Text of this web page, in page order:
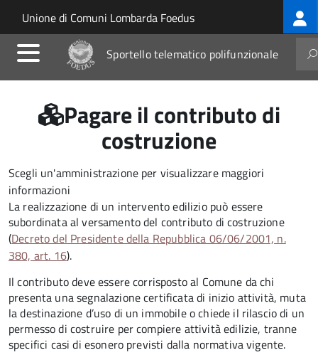
Salta al contenuto principale
Skip to site navigation
Unione di Comuni Lombarda Foedus
Sportello telematico polifunzionale
Pagare il contributo di
costruzione
Scegli un'amministrazione per visualizzare maggiori
informazioni
La realizzazione di un intervento edilizio può essere
subordinata al versamento del contributo di costruzione
(Decreto del Presidente della Repubblica 06/06/2001, n.
380, art. 16).
Il contributo deve essere corrisposto al Comune da chi
presenta una segnalazione certificata di inizio attività, muta
la destinazione d’uso di un immobile o chiede il rilascio di un
permesso di costruire per compiere attività edilizie, tranne
specifici casi di esonero previsti dalla normativa vigente.